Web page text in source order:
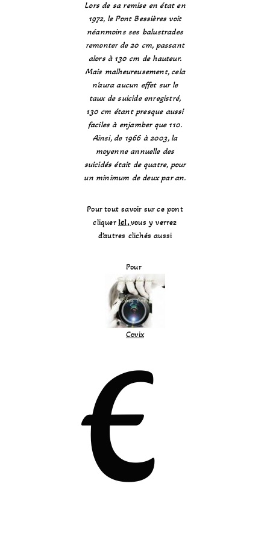
Lors de sa remise en état en
1972, le Pont Bessières voit
néanmoins ses balustrades
remonter de 20 cm, passant
alors à 130 cm de hauteur.
Mais malheureusement, cela
n’aura aucun effet sur le
taux de suicide enregistré,
130 cm étant presque aussi
faciles à enjamber que 110.
Ainsi, de 1966 à 2003, la
moyenne annuelle des
suicidés était de quatre, pour
un minimum de deux par an.
Pour tout savoir sur ce pont
cliquerIcI,vous y verrez
d’autres clichés aussi
Pour
Covix
E